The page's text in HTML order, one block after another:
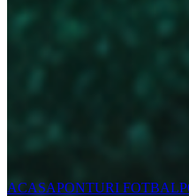
ACASAPONTURI FOTBAL